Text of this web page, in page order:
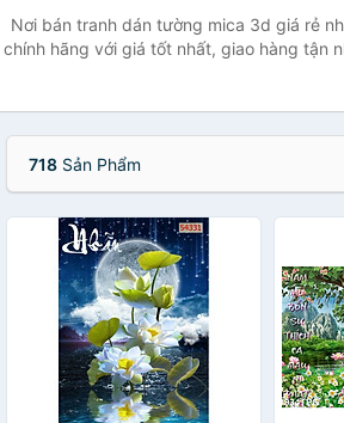
Nơi bán tranh dán tường mica 3d giá rẻ
chính hãng với giá tốt nhất, giao hàng tận
718 Sản Phẩm